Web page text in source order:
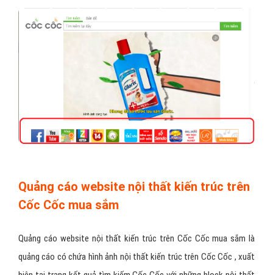
Quảng cáo website nội thất kiến trúc trên
Cốc Cốc mua sắm
Quảng cáo website nội thất kiến trúc trên Cốc Cốc mua sắm là
quảng cáo có chứa hình ảnh nội thất kiến trúc trên Cốc Cốc , xuất